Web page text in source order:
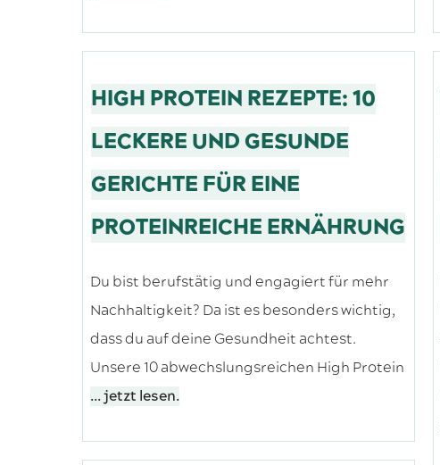
HIGH PROTEIN REZEPTE: 10
LECKERE UND GESUNDE
GERICHTE FÜR EINE
PROTEINREICHE ERNÄHRUNG
Du bist berufstätig und engagiert für mehr
Nachhaltigkeit? Da ist es besonders wichtig,
dass du auf deine Gesundheit achtest.
Unsere 10 abwechslungsreichen High Protein
... jetzt lesen.